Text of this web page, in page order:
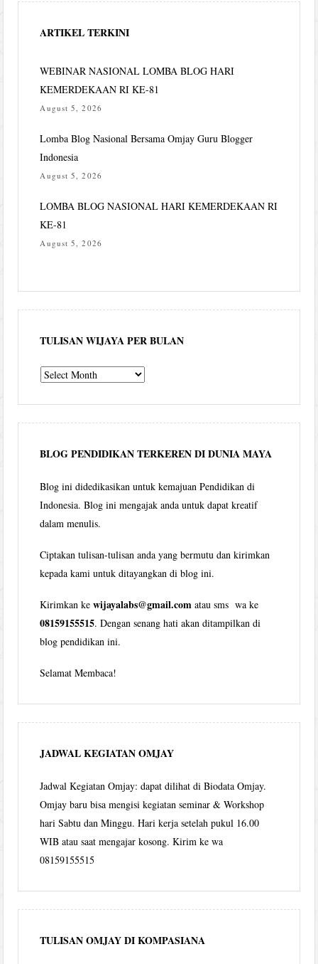
ARTIKEL TERKINI
WEBINAR NASIONAL LOMBA BLOG HARI
KEMERDEKAAN RI KE-81
August 5, 2026
Lomba Blog Nasional Bersama Omjay Guru Blogger
Indonesia
August 5, 2026
LOMBA BLOG NASIONAL HARI KEMERDEKAAN RI
KE-81
August 5, 2026
TULISAN WIJAYA PER BULAN
Tulisan
per
bulan
BLOG PENDIDIKAN TERKEREN DI DUNIA MAYA
Blog ini didedikasikan untuk kemajuan Pendidikan di
Indonesia. Blog ini mengajak anda untuk dapat kreatif
dalam menulis.
Ciptakan tulisan-tulisan anda yang bermutu dan kirimkan
kepada kami untuk ditayangkan di blog ini.
Kirimkan kewijayalabs@gmail.com atau sms wa ke
08159155515. Dengan senang hati akan ditampilkan di
blog pendidikan ini.
Selamat Membaca!
JADWAL KEGIATAN OMJAY
Jadwal Kegiatan Omjay: dapat dilihat di Biodata Omjay.
Omjay baru bisa mengisi kegiatan seminar & Workshop
hari Sabtu dan Minggu. Hari kerja setelah pukul 16.00
WIB atau saat mengajar kosong. Kirim ke wa
08159155515
TULISAN OMJAY DI KOMPASIANA